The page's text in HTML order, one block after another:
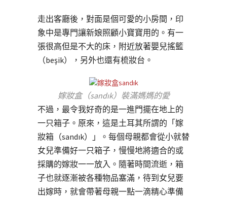
走出客廳後，對面是個可愛的小房間，印
象中是專門讓新娘照顧小寶寶用的。有一
張很高但是不大的床，附近放著嬰兒搖籃
（beşik），另外也還有梳妝台。
嫁妝盒（sandık）裝滿媽媽的愛
不過，最令我好奇的是一進門擺在地上的
一只箱子。原來，這是土耳其所謂的「嫁
妝箱（sandık）」。每個母親都會從小就替
女兒準備好一只箱子，慢慢地將適合的或
採購的嫁妝一一放入。隨著時間流逝，箱
子也就逐漸被各種物品塞滿，待到女兒要
出嫁時，就會帶著母親一點一滴精心準備